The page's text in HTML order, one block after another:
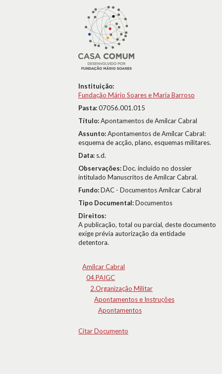
Instituição:
Fundação Mário Soares e Maria Barroso
Pasta:07056.001.015
Título:Apontamentos de Amílcar Cabral
Assunto:Apontamentos de Amílcar Cabral:
esquema de acção, plano, esquemas militares.
Data: s.d.
Observações:Doc. incluído no dossier
intitulado Manuscritos de Amílcar Cabral.
Fundo:DAC - Documentos Amílcar Cabral
Tipo Documental:Documentos
Direitos:
A publicação, total ou parcial, deste documento
exige prévia autorização da entidade
detentora.
Amílcar Cabral
04.PAIGC
2.Organização Militar
Apontamentos e Instruções
Apontamentos
Citar Documento